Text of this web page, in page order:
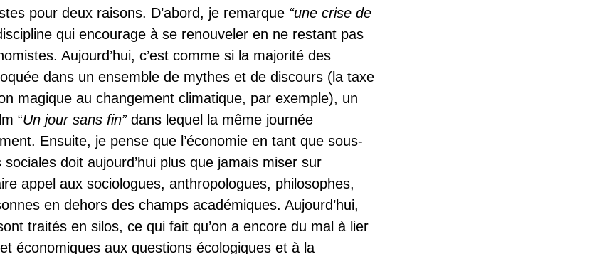
pour deux raisons. D’abord, je remarque “une crise de
qui encourage à se renouveler en ne restant pas
Aujourd’hui, c’est comme si la majorité des
dans un ensemble de mythes et de discours (la taxe
magique au changement climatique, par exemple), un
“Un jour sans fin”dans lequel la même journée
Ensuite, je pense que l’économie en tant que sous-
doit aujourd’hui plus que jamais miser sur
appel aux sociologues, anthropologues, philosophes,
en dehors des champs académiques. Aujourd’hui,
traités en silos, ce qui fait qu’on a encore du mal à lier
économiques aux questions écologiques et à la